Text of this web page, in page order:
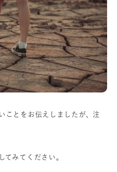
ことをお伝えしましたが、注
てみてください。